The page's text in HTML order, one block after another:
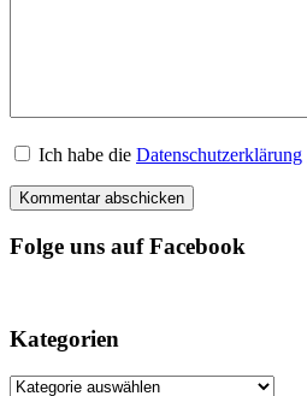
Ich habe die Datenschutzerklärung
Folge uns auf Facebook
Kategorien
Kategorien